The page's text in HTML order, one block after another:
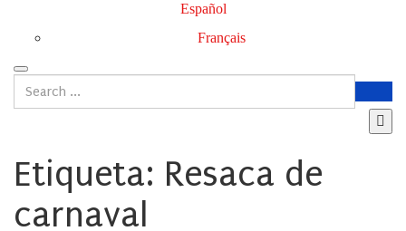
Español
Français
Etiqueta: Resaca de
carnaval